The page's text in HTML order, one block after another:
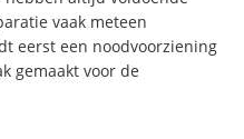
vaak meteen
eerst een noodvoorziening
gemaakt voor de